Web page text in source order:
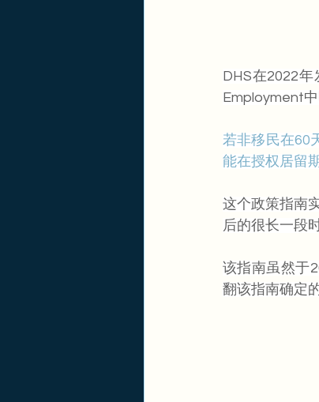
DHS在2022
Employment中
若非移民在60
能在授权居留
这个政策指南
后的很长一段
该指南虽然于
翻该指南确定